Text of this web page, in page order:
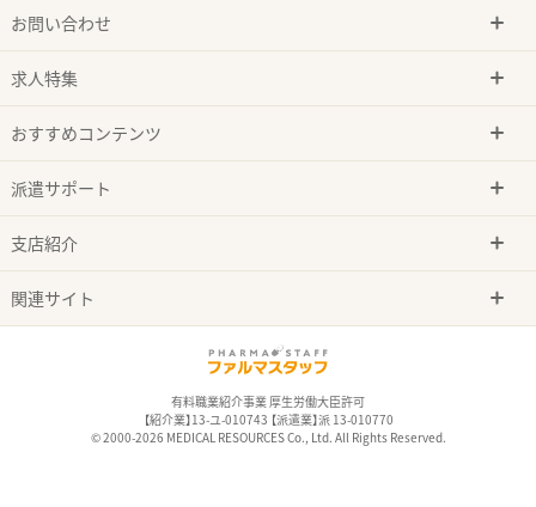
お問い合わせ
求人特集
おすすめコンテンツ
派遣サポート
支店紹介
関連サイト
有料職業紹介事業 厚生労働大臣許可
【紹介業】13-ユ-010743 【派遣業】派 13-010770
© 2000-2026 MEDICAL RESOURCES Co., Ltd. All Rights Reserved.